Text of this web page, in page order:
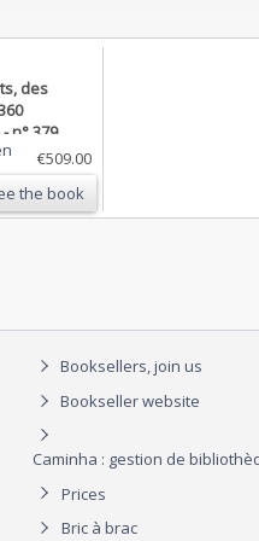
des
n° 379
€509.00
the book
Booksellers, join us
Bookseller website
Caminha : gestion de
Prices
Bric à brac